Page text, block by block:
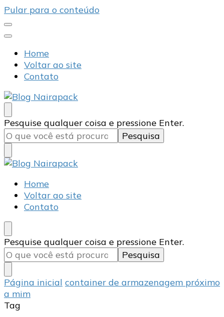
Pular para o conteúdo
Home
Voltar ao site
Contato
Blog Nairapack
Líder no Mercado de Embalagens
Procurando
algo?
Pesquise qualquer coisa e pressione Enter.
Blog Nairapack
Líder no Mercado de Embalagens
Home
Voltar ao site
Contato
Procurando
algo?
Pesquise qualquer coisa e pressione Enter.
Página inicial container de armazenagem próximo
a mim
Tag